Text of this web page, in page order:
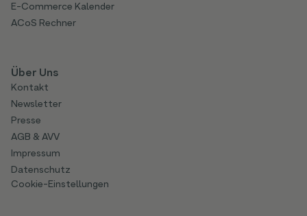
E-Commerce Kalender
ACoS Rechner
Über Uns
Kontakt
Newsletter
Presse
AGB & AVV
Impressum
Datenschutz
Cookie-Einstellungen